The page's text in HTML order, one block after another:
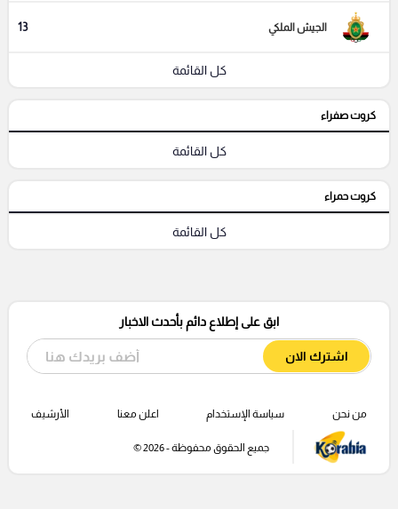
الجيش الملكي 13
كل القائمة
كروت صفراء
كل القائمة
كروت حمراء
كل القائمة
ابق على إطلاع دائم بأحدث الاخبار
اشترك الان
من نحن سياسة الإستخدام اعلن معنا الأرشيف
جميع الحقوق محفوظة - 2026 ©